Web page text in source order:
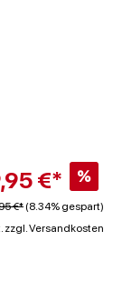
€* %
€* (8.34% gespart)
zzgl. Versandkosten